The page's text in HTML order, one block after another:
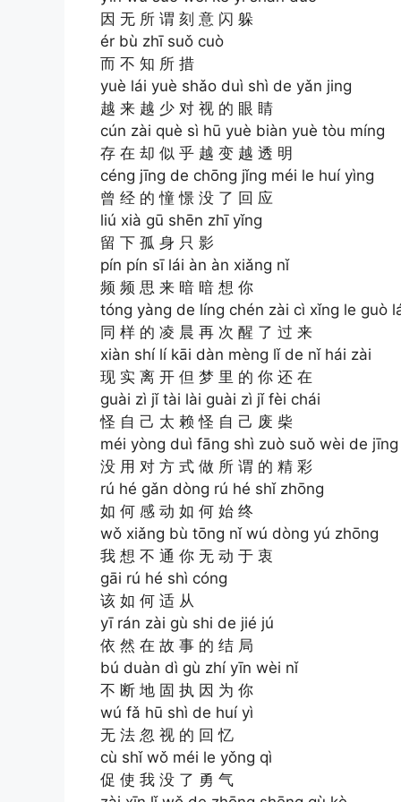
因 无 所 谓 刻 意 闪 躲
ér bù zhī suǒ cuò
而 不 知 所 措
yuè lái yuè shǎo duì shì de yǎn jing
越 来 越 少 对 视 的 眼 睛
cún zài què sì hū yuè biàn yuè tòu míng
存 在 却 似 乎 越 变 越 透 明
céng jīng de chōng jǐng méi le huí yìng
曾 经 的 憧 憬 没 了 回 应
liú xià gū shēn zhī yǐng
留 下 孤 身 只 影
pín pín sī lái àn àn xiǎng nǐ
频 频 思 来 暗 暗 想 你
tóng yàng de líng chén zài cì xǐng le guò
同 样 的 凌 晨 再 次 醒 了 过 来
xiàn shí lí kāi dàn mèng lǐ de nǐ hái zài
现 实 离 开 但 梦 里 的 你 还 在
guài zì jǐ tài lài guài zì jǐ fèi chái
怪 自 己 太 赖 怪 自 己 废 柴
méi yòng duì fāng shì zuò suǒ wèi de
没 用 对 方 式 做 所 谓 的 精 彩
rú hé gǎn dòng rú hé shǐ zhōng
如 何 感 动 如 何 始 终
wǒ xiǎng bù tōng nǐ wú dòng yú zhōng
我 想 不 通 你 无 动 于 衷
gāi rú hé shì cóng
该 如 何 适 从
yī rán zài gù shi de jié jú
依 然 在 故 事 的 结 局
bú duàn dì gù zhí yīn wèi nǐ
不 断 地 固 执 因 为 你
wú fǎ hū shì de huí yì
无 法 忽 视 的 回 忆
cù shǐ wǒ méi le yǒng qì
促 使 我 没 了 勇 气